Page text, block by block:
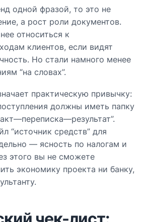
одной фразой, то это не
а рост роли документов.
относиться к
клиентов, если видят
Но стали намного менее
“на словах”.
практическую привычку:
должны иметь папку
“источник средств” для
— ясность по налогам и
этого вы не сможете
экономику проекта ни банку,